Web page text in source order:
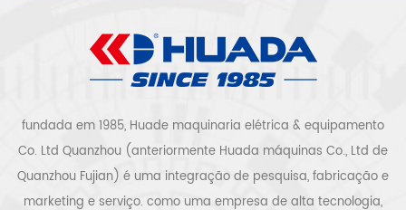
fundada em 1985, Huade maquinaria elétrica & equipamento
Co. Ltd Quanzhou (anteriormente Huada máquinas Co., Ltd de
Quanzhou Fujian) é uma integração de pesquisa, fabricação e
marketing e serviço. como uma empresa de alta tecnologia,